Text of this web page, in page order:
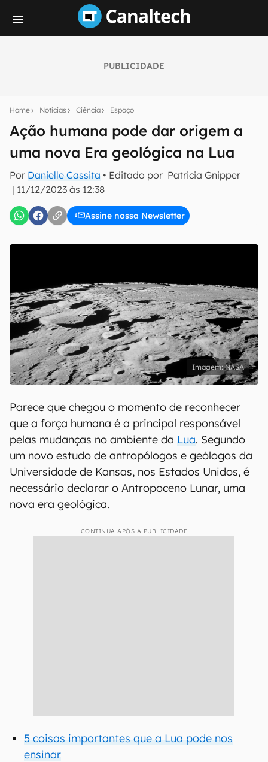
PUBLICIDADE
Home Notícias Ciência Espaço
Ação humana pode dar origem a
uma nova Era geológica na Lua
Por Danielle Cassita • Editado por Patricia Gnipper
| 11/12/2023 às 12:38
Assine nossa Newsletter
notícias e reviews sobre tecnologia em primeira
mão.
E-mail
NASA
Parece que chegou o momento de reconhecer
que a força humana é a principal responsável
pelas mudanças no ambiente da Lua. Segundo
um novo estudo de antropólogos e geólogos da
Universidade de Kansas, nos Estados Unidos, é
necessário declarar o Antropoceno Lunar, uma
nova era geológica.
CONTINUA APÓS A PUBLICIDADE
5 coisas importantes que a Lua pode nos
ensinar